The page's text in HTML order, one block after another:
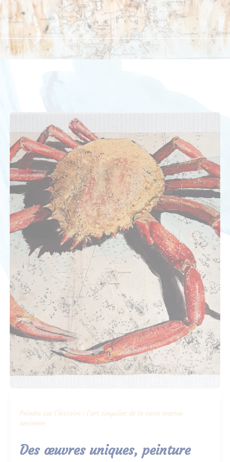
Peindre sur l’histoire : l’art singulier de la carte marine
ancienne
Des œuvres uniques, peinture